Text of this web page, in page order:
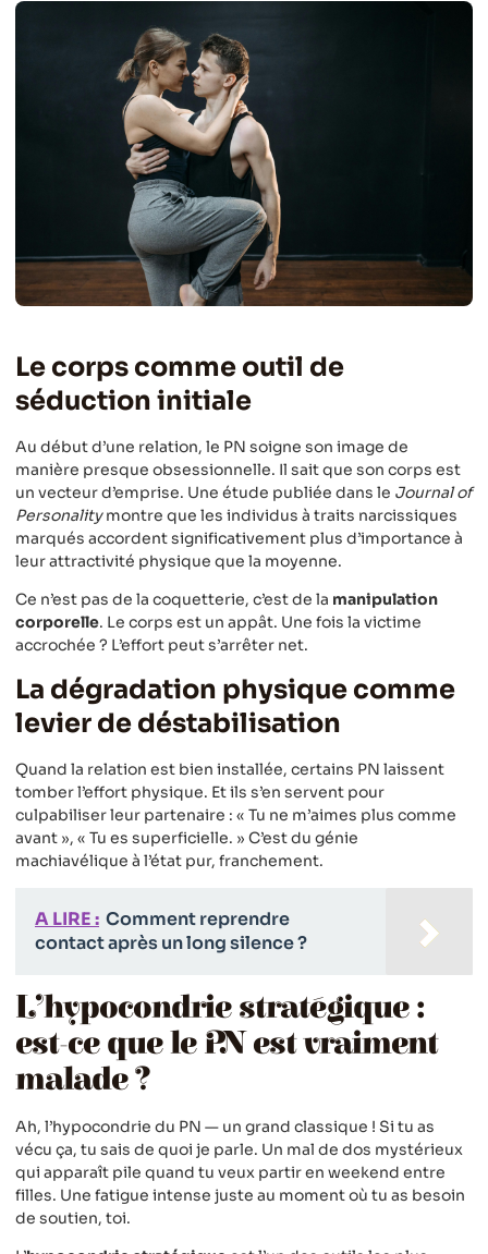
Le corps comme outil de
séduction initiale
Au début d’une relation, le PN soigne son image de
manière presque obsessionnelle. Il sait que son corps est
un vecteur d’emprise. Une étude publiée dans le Journal of
Personalitymontre que les individus à traits narcissiques
marqués accordent significativement plus d’importance à
leur attractivité physique que la moyenne.
Ce n’est pas de la coquetterie, c’est de la manipulation
corporelle. Le corps est un appât. Une fois la victime
accrochée ? L’effort peut s’arrêter net.
La dégradation physique comme
levier de déstabilisation
Quand la relation est bien installée, certains PN laissent
tomber l’effort physique. Et ils s’en servent pour
culpabiliser leur partenaire : « Tu ne m’aimes plus comme
avant », « Tu es superficielle. » C’est du génie
machiavélique à l’état pur, franchement.
A LIRE : Comment reprendre
contact après un long silence ?
L’hypocondrie stratégique :
est-ce que le PN est vraiment
malade ?
Ah, l’hypocondrie du PN — un grand classique ! Si tu as
vécu ça, tu sais de quoi je parle. Un mal de dos mystérieux
qui apparaît pile quand tu veux partir en weekend entre
filles. Une fatigue intense juste au moment où tu as besoin
de soutien, toi.